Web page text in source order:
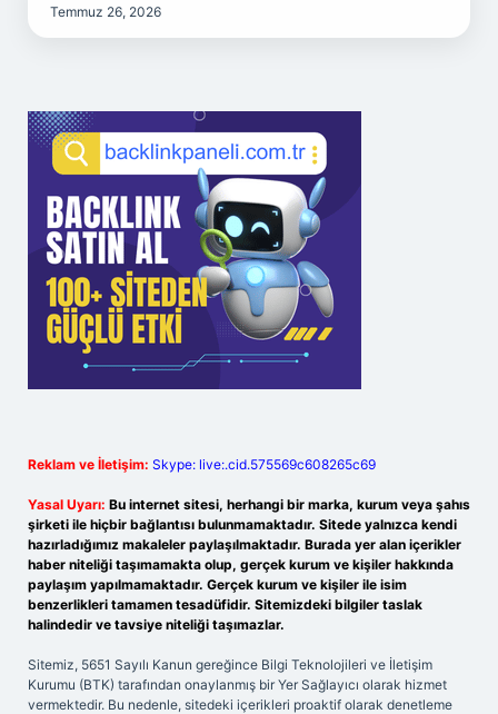
Temmuz 26, 2026
Reklam ve İletişim: Skype: live:.cid.575569c608265c69
Yasal Uyarı: Bu internet sitesi, herhangi bir marka, kurum veya şahıs
şirketi ile hiçbir bağlantısı bulunmamaktadır. Sitede yalnızca kendi
hazırladığımız makaleler paylaşılmaktadır. Burada yer alan içerikler
haber niteliği taşımamakta olup, gerçek kurum ve kişiler hakkında
paylaşım yapılmamaktadır. Gerçek kurum ve kişiler ile isim
benzerlikleri tamamen tesadüfidir. Sitemizdeki bilgiler taslak
halindedir ve tavsiye niteliği taşımazlar.
Sitemiz, 5651 Sayılı Kanun gereğince Bilgi Teknolojileri ve İletişim
Kurumu (BTK) tarafından onaylanmış bir Yer Sağlayıcı olarak hizmet
vermektedir. Bu nedenle, sitedeki içerikleri proaktif olarak denetleme